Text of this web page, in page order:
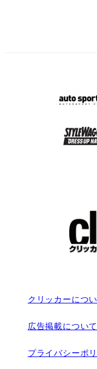
クリッカーにつ
広告掲載について
プライバシーポ